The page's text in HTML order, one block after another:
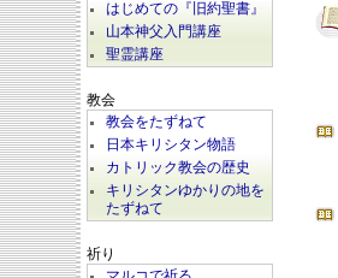
はじめての『旧約聖書』
山本神父入門講座
聖霊講座
教会
教会をたずねて
日本キリシタン物語
カトリック教会の歴史
キリシタンゆかりの地を
たずねて
祈り